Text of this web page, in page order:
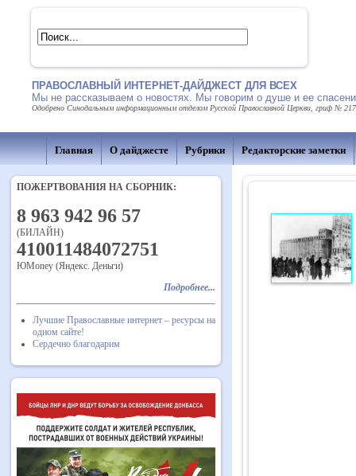
ПРАВОСЛАВНЫЙ ИНТЕРНЕТ-ДАЙДЖЕСТ ДЛЯ ВСЕХ
Мы не рассказываем о новостях. Мы говорим о душе и ее
Одобрено Синодальным информационным отделом Русской Православной Церкви, гриф №
Главная О дайджесте Рубрики Редакторские заметки
ПОЖЕРТВОВАНИЯ НА СБОРНИК:
8 963 942 96 57
(БИЛАЙН)
410011484072751
ЮMoney (Яндекс. Деньги)
Подробнее...
Лучшие Православные интернет – ресурсы на
одном сайте!
Сердечно благодарим